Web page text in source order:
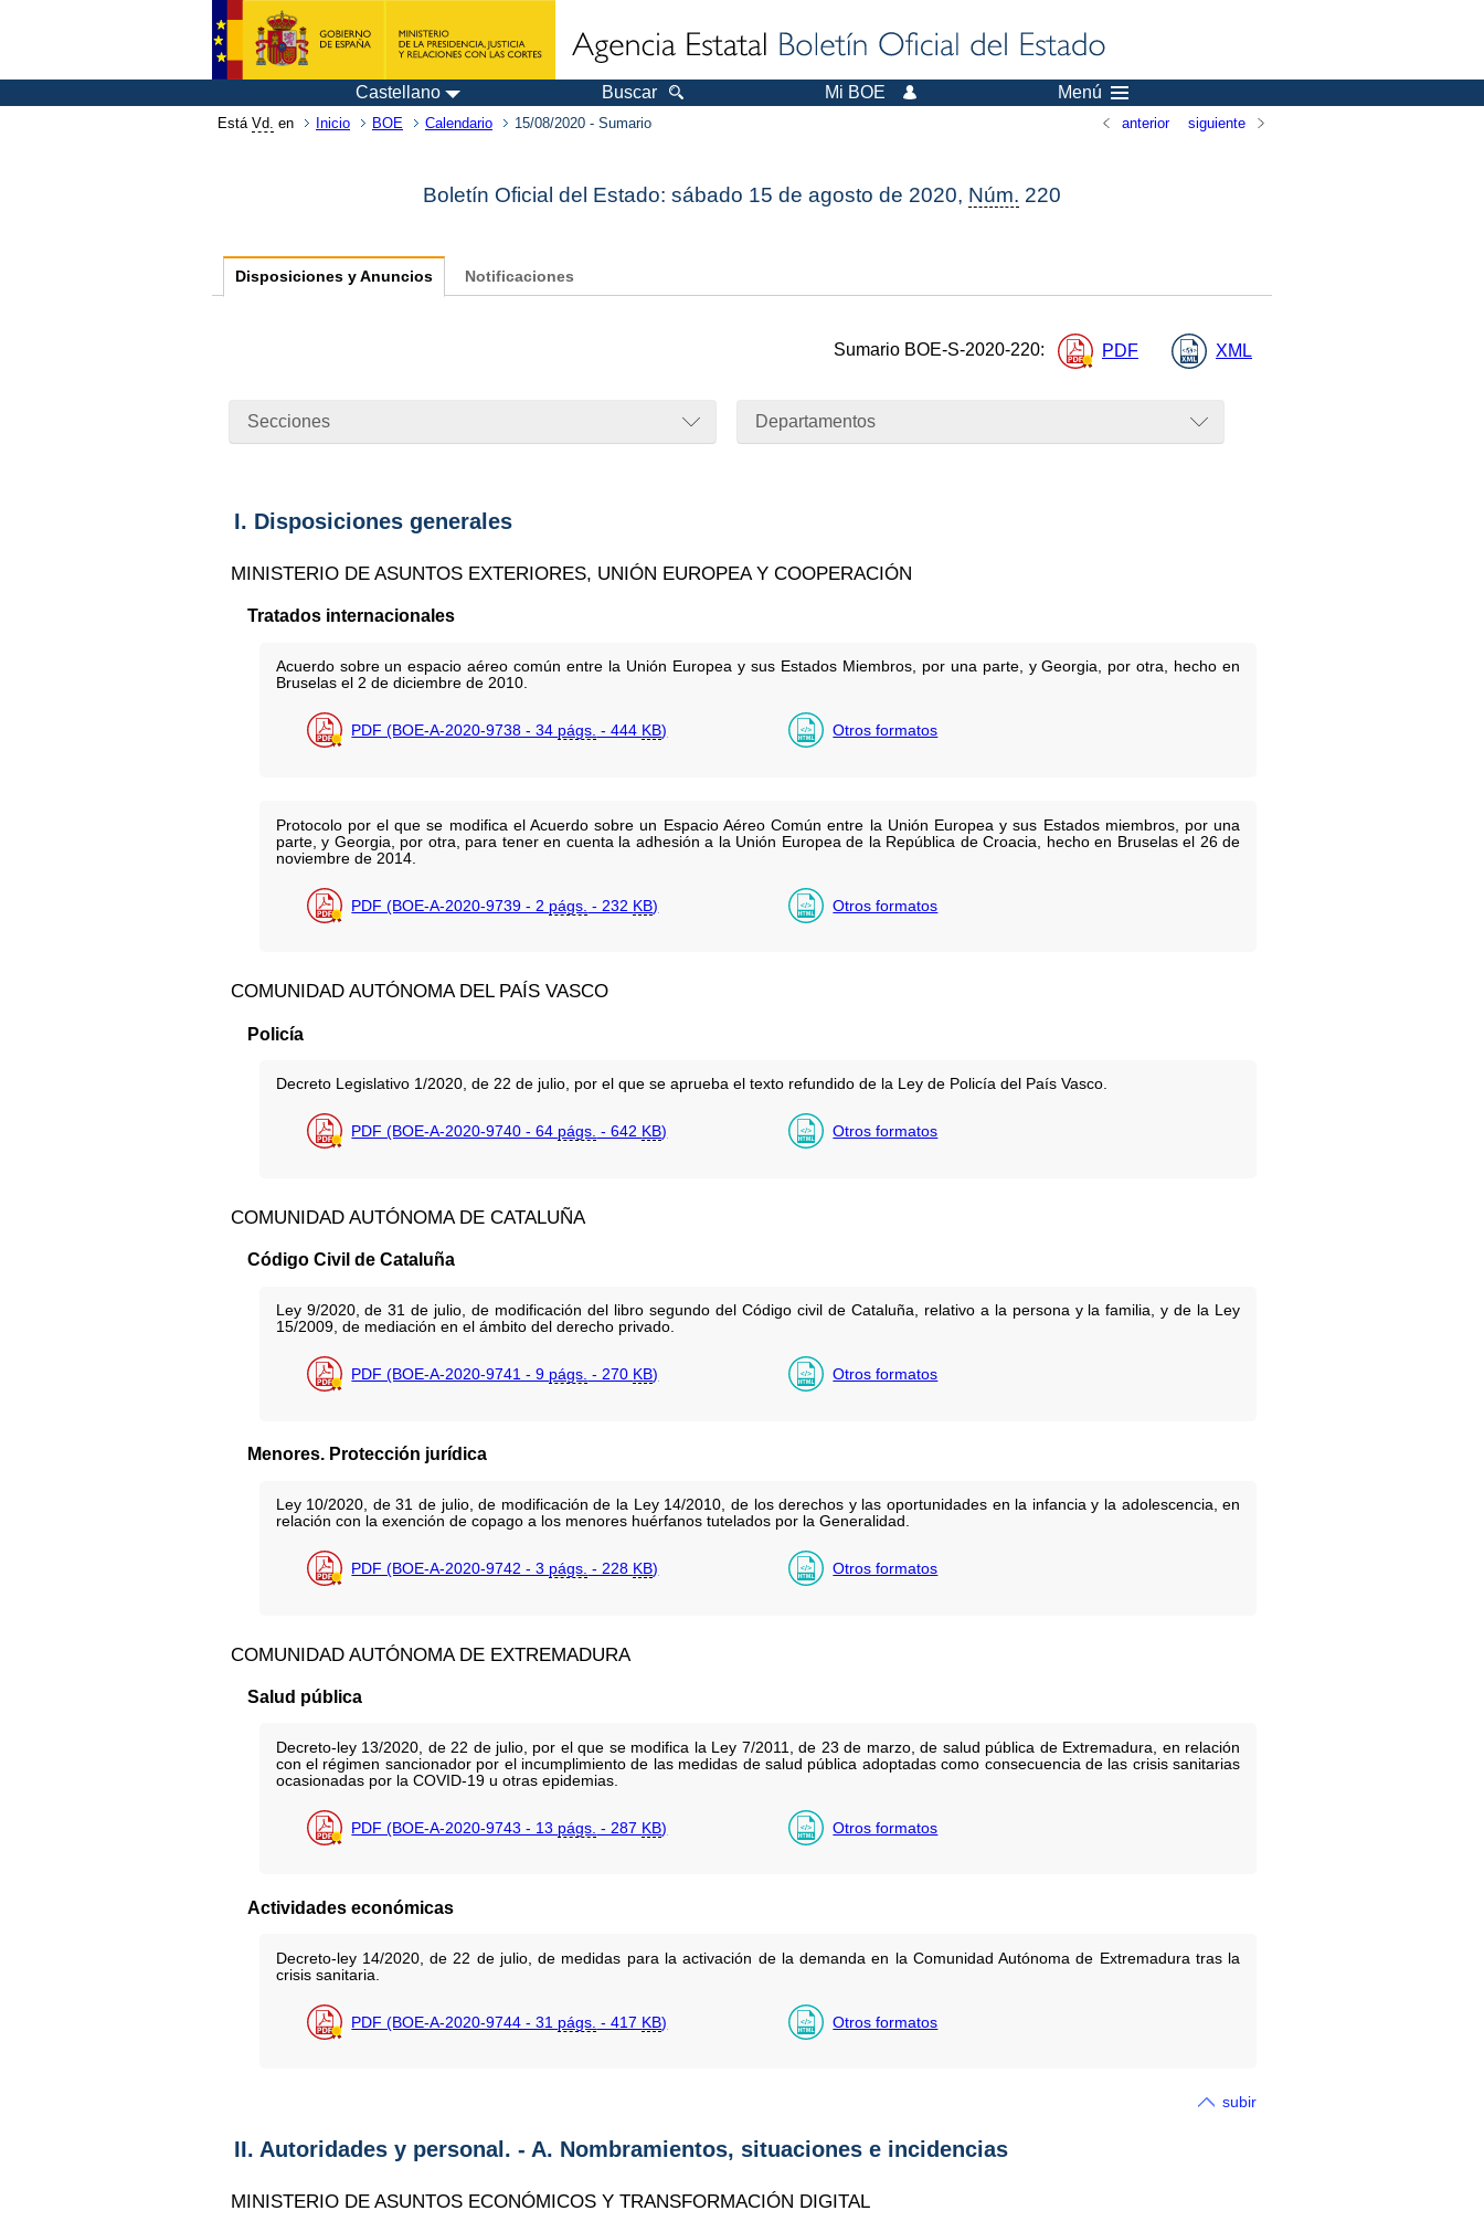
Castellano Buscar Mi BOE Menú
Está Vd. en Inicio BOE Calendario 15/08/2020 - Sumario anterior siguiente
Boletín Oficial del Estado: sábado 15 de agosto de 2020, Núm. 220
Disposiciones y Anuncios Notificaciones
Sumario BOE-S-2020-220: PDF XML
Secciones Departamentos
I. Disposiciones generales
MINISTERIO DE ASUNTOS EXTERIORES, UNIÓN EUROPEA Y COOPERACIÓN
Tratados internacionales
Acuerdo sobre un espacio aéreo común entre la Unión Europea y sus Estados Miembros, por una parte, y Georgia, por otra, hecho en
Bruselas el 2 de diciembre de 2010.
PDF (BOE-A-2020-9738 - 34 págs. - 444 KB) Otros formatos
Protocolo por el que se modifica el Acuerdo sobre un Espacio Aéreo Común entre la Unión Europea y sus Estados miembros, por una
parte, y Georgia, por otra, para tener en cuenta la adhesión a la Unión Europea de la República de Croacia, hecho en Bruselas el 26 de
noviembre de 2014.
PDF (BOE-A-2020-9739 - 2 págs. - 232 KB) Otros formatos
COMUNIDAD AUTÓNOMA DEL PAÍS VASCO
Policía
Decreto Legislativo 1/2020, de 22 de julio, por el que se aprueba el texto refundido de la Ley de Policía del País Vasco.
PDF (BOE-A-2020-9740 - 64 págs. - 642 KB) Otros formatos
COMUNIDAD AUTÓNOMA DE CATALUÑA
Código Civil de Cataluña
Ley 9/2020, de 31 de julio, de modificación del libro segundo del Código civil de Cataluña, relativo a la persona y la familia, y de la Ley
15/2009, de mediación en el ámbito del derecho privado.
PDF (BOE-A-2020-9741 - 9 págs. - 270 KB) Otros formatos
Menores. Protección jurídica
Ley 10/2020, de 31 de julio, de modificación de la Ley 14/2010, de los derechos y las oportunidades en la infancia y la adolescencia, en
relación con la exención de copago a los menores huérfanos tutelados por la Generalidad.
PDF (BOE-A-2020-9742 - 3 págs. - 228 KB) Otros formatos
COMUNIDAD AUTÓNOMA DE EXTREMADURA
Salud pública
Decreto-ley 13/2020, de 22 de julio, por el que se modifica la Ley 7/2011, de 23 de marzo, de salud pública de Extremadura, en relación
con el régimen sancionador por el incumplimiento de las medidas de salud pública adoptadas como consecuencia de las crisis sanitarias
ocasionadas por la COVID-19 u otras epidemias.
PDF (BOE-A-2020-9743 - 13 págs. - 287 KB) Otros formatos
Actividades económicas
Decreto-ley 14/2020, de 22 de julio, de medidas para la activación de la demanda en la Comunidad Autónoma de Extremadura tras la
crisis sanitaria.
PDF (BOE-A-2020-9744 - 31 págs. - 417 KB) Otros formatos
subir
II. Autoridades y personal. - A. Nombramientos, situaciones e incidencias
MINISTERIO DE ASUNTOS ECONÓMICOS Y TRANSFORMACIÓN DIGITAL